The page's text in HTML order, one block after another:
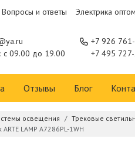
Вопросы и ответы Электрика оптом
с 09.00 до 19.00
+7 926
+7 495
Отзывы Блог
освещения
Трековые
LAMP A7286PL-1WH